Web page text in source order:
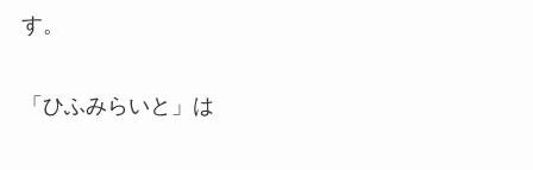
す。
「ひふみらいと」は